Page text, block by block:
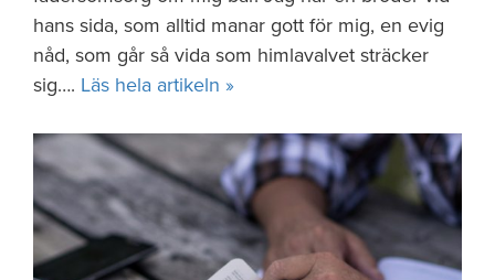
hans sida, som alltid manar gott för mig, en evig
nåd, som går så vida som himlavalvet sträcker
sig…. Läs hela artikeln »